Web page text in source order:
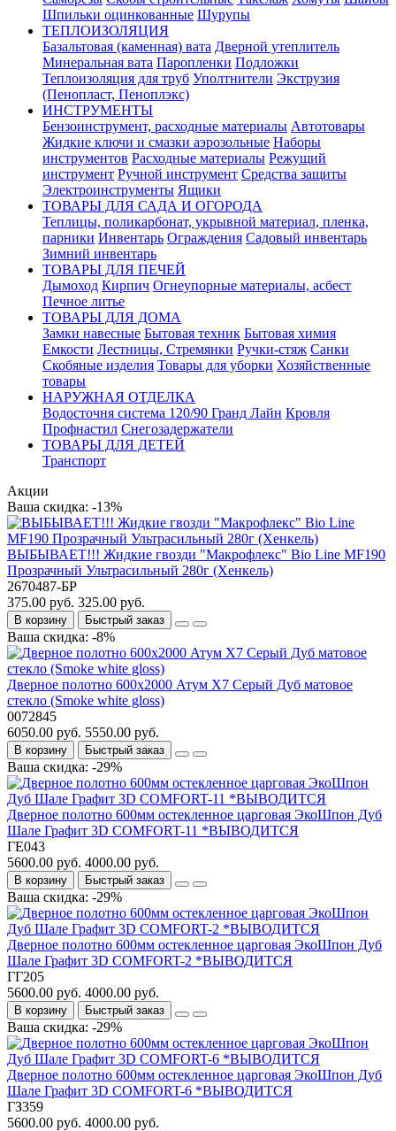
Шпильки оцинкованные Шурупы
ТЕПЛОИЗОЛЯЦИЯ
Базальтовая (каменная) вата Дверной утеплитель
Минеральная вата Паропленки Подложки
Теплоизоляция для труб Уполтнители Экструзия
(Пенопласт, Пеноплэкс)
ИНСТРУМЕНТЫ
Бензоинструмент, расходные материалы Автотовары
Жидкие ключи и смазки аэрозольные Наборы
инструментов Расходные материалы Режущий
инструмент Ручной инструмент Средства защиты
Электроинструменты Ящики
ТОВАРЫ ДЛЯ САДА И ОГОРОДА
Теплицы, поликарбонат, укрывной материал, пленка,
парники Инвентарь Ограждения Садовый инвентарь
Зимний инвентарь
ТОВАРЫ ДЛЯ ПЕЧЕЙ
Дымоход Кирпич Огнеупорные материалы, асбест
Печное литье
ТОВАРЫ ДЛЯ ДОМА
Замки навесные Бытовая техник Бытовая химия
Емкости Лестницы, Стремянки Ручки-стяж Санки
Скобяные изделия Товары для уборки Хозяйственные
товары
НАРУЖНАЯ ОТДЕЛКА
Водосточня система 120/90 Гранд Лайн Кровля
Профнастил Снегозадержатели
ТОВАРЫ ДЛЯ ДЕТЕЙ
Транспорт
Акции
Ваша скидка: -13%
ВЫБЫВАЕТ!!! Жидкие гвозди "Макрофлекс" Bio Line MF190
Прозрачный Ультрасильный 280г (Хенкель)
2670487-БР
375.00 руб. 325.00 руб.
В корзину Быстрый заказ
Ваша скидка: -8%
Дверное полотно 600x2000 Атум Х7 Серый Дуб матовое
стекло (Smoke white gloss)
0072845
6050.00 руб. 5550.00 руб.
В корзину Быстрый заказ
Ваша скидка: -29%
Дверное полотно 600мм остекленное царговая ЭкоШпон Дуб
Шале Графит 3D COMFORT-11 *ВЫВОДИТСЯ
ГЕ043
5600.00 руб. 4000.00 руб.
В корзину Быстрый заказ
Ваша скидка: -29%
Дверное полотно 600мм остекленное царговая ЭкоШпон Дуб
Шале Графит 3D COMFORT-2 *ВЫВОДИТСЯ
ГГ205
5600.00 руб. 4000.00 руб.
В корзину Быстрый заказ
Ваша скидка: -29%
Дверное полотно 600мм остекленное царговая ЭкоШпон Дуб
Шале Графит 3D COMFORT-6 *ВЫВОДИТСЯ
ГЗ359
5600.00 руб. 4000.00 руб.